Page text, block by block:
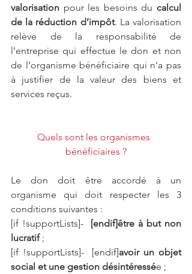
valorisation pour les besoins du calcul
de la réduction d’impôt. La valorisation
relève de la responsabilité de
l’entreprise qui effectue le don et non
de l’organisme bénéficiaire qui n'a pas
à justifier de la valeur des biens et
services reçus.
Quels sont les organismes
bénéficiaires ?
Le don doit être accordé à un
organisme qui doit respecter les 3
conditions suivantes :
[if !supportLists]- [endif]être à but non
lucratif ;
[if !supportLists]-  [endif]avoir un objet
social et une gestion désintéressée ;